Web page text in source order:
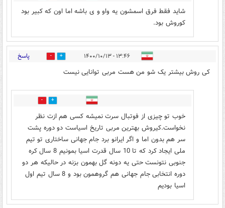
شاید فقط فرق اسمشون یه واو و ی باشه اما اون که کبیر بود
کوروش بود.
۱۳:۴۶ - ۱۴۰۰/۱۰/۱۳ 28 پاسخ
کی روش بیشتر یک شو من هست مربی توانایی نیست
10
خوب تو چیزی از فوتبال سرت نمیشه کسی هم ازت نظر
نخواست.کیروش بهترین مربی تاریخ اسیاست دو دوره پشت
سر هم بدون اما و اگر ایرانو برد جام جهانی ساختاری تو تیم
ملی ایجاد کرد که تا 10 سال قدرت اسیا بمونیم 8 سال کره
جنوبی نتونست حتی یه دونه گل بهمون بزنه در حالیکه هر دو
دوره انتخابی جام جهانی هم گروهمون بود و 8 سال تیم اول
اسیا بودیم